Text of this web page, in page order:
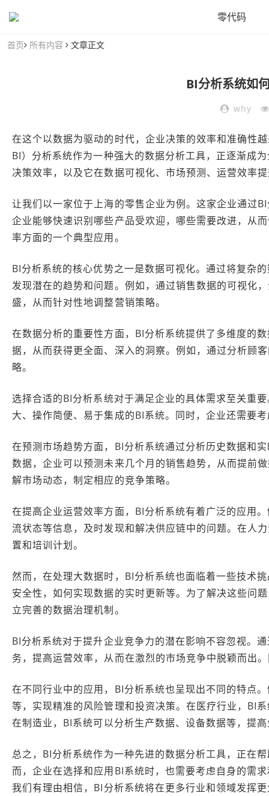
零代码
首页 所有内容 文章正文
BI分析系统如
why
在这个以数据为驱动的时代，企业决策的效率和准确
BI）分析系统作为一种强大的数据分析工具，正逐渐成
决策效率，以及它在数据可视化、市场预测、运营效率
让我们以一家位于上海的零售企业为例。这家企业通过
企业能够快速识别哪些产品受欢迎，哪些需要改进，从
率方面的一个典型应用。
BI分析系统的核心优势之一是数据可视化。通过将复杂
发现潜在的趋势和问题。例如，通过销售数据的可视化
盛，从而针对性地调整营销策略。
在数据分析的重要性方面，BI分析系统提供了多维度的
据，从而获得更全面、深入的洞察。例如，通过分析顾
略。
选择合适的BI分析系统对于满足企业的具体需求至关重
大、操作简便、易于集成的BI系统。同时，企业还需要
在预测市场趋势方面，BI分析系统通过分析历史数据和
数据，企业可以预测未来几个月的销售趋势，从而提前
解市场动态，制定相应的竞争策略。
在提高企业运营效率方面，BI分析系统有着广泛的应用
流状态等信息，及时发现和解决供应链中的问题。在人
置和培训计划。
然而，在处理大数据时，BI分析系统也面临着一些技术
安全性，如何实现数据的实时更新等。为了解决这些问
立完善的数据治理机制。
BI分析系统对于提升企业竞争力的潜在影响不容忽视。
务，提高运营效率，从而在激烈的市场竞争中脱颖而出
在不同行业中的应用，BI分析系统也呈现出不同的特点
等，实现精准的风险管理和投资决策。在医疗行业，BI
在制造业，BI系统可以分析生产数据、设备数据等，提
总之，BI分析系统作为一种先进的数据分析工具，正在
而，企业在选择和应用BI系统时，也需要考虑自身的需
我们有理由相信，BI分析系统将在更多行业和领域发挥